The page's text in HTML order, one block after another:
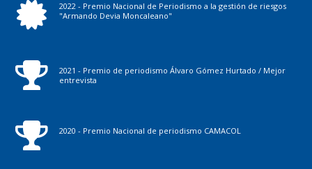
2022 - Premio Nacional de Periodismo a la gestión de riesgos
"Armando Devia Moncaleano"
2021 - Premio de periodismo Álvaro Gómez Hurtado / Mejor
entrevista
2020 - Premio Nacional de periodismo CAMACOL